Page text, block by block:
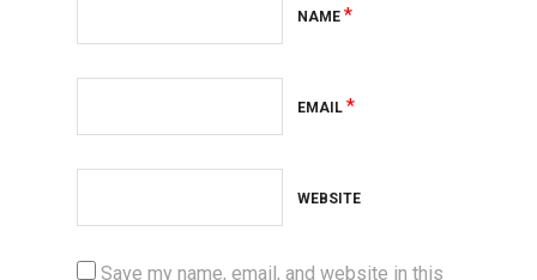
NAME *
EMAIL *
WEBSITE
Save my name, email, and website in this